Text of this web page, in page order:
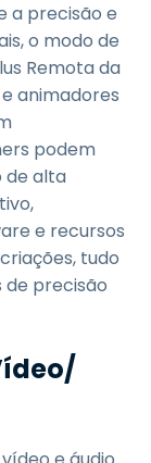
a precisão e
o modo de
Remota da
animadores
podem
de alta
e recursos
tudo
de precisão